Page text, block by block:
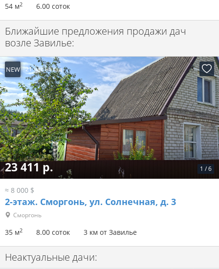
54 м2 6.00 соток
Ближайшие предложения продажи дач
возле Завилье:
NEW 21 час назад
1 /6
23 411 р.
≈ 8 000 $
2-этаж. Сморгонь, ул. Солнечная, д. 3
Сморгонь
35 м2 8.00 соток 3 км от Завилье
Неактуальные дачи: